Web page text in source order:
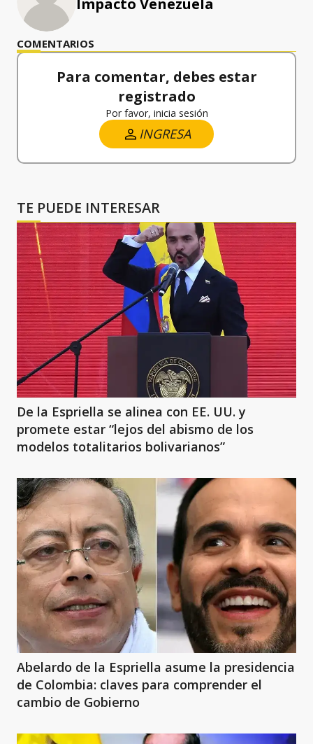
Impacto Venezuela
COMENTARIOS
Para comentar, debes estar
registrado
Por favor, inicia sesión
INGRESA
TE PUEDE INTERESAR
De la Espriella se alinea con EE. UU. y
promete estar “lejos del abismo de los
modelos totalitarios bolivarianos”
Abelardo de la Espriella asume la presidencia
de Colombia: claves para comprender el
cambio de Gobierno